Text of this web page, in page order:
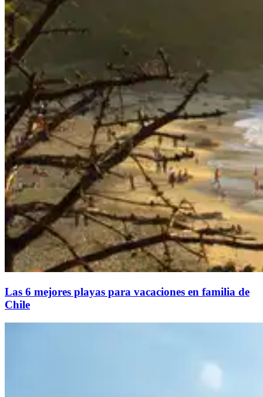
Las 6 mejores playas para vacaciones en familia de
Chile